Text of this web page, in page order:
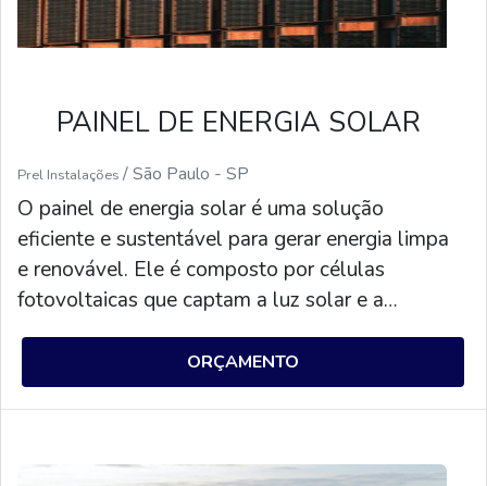
PAINEL DE ENERGIA SOLAR
Prel Instalações / São Paulo - SP
O painel de energia solar é uma solução
eficiente e sustentável para gerar energia limpa
e renovável. Ele é composto por células
fotovoltaicas que captam a luz solar e a
transformam em energia elétrica. Além disso, o
painel de energia solar é um investimento
inteligente, pois permite economizar na conta de
ORÇAMENTO